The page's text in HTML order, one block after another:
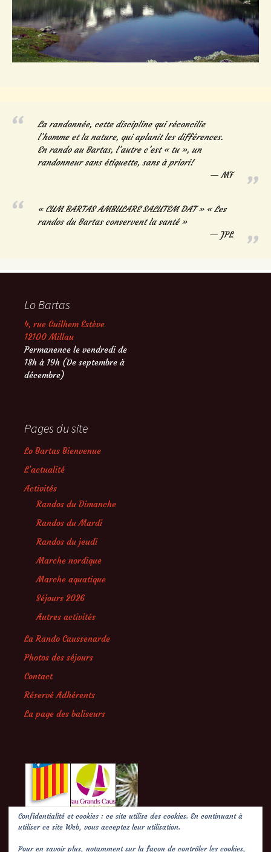
La randonnée, cette discipline qui réconcilie
l’homme et la nature, qui aplanit les différences.
En rando au Bartas, l’autre c’est « tu », un
randonneur sans étiquette, sans à priori!
MF
« CUM BARTAS AMBULARE SALUTEM DAT » « Les
randos du Bartas conservent la santé »
JPL
Lo Bartas
4, rue Guilhem Estève
12100 Millau
Permanence le vendredi de
18h à 19h (De septembre à
décembre)
Pages du site
Lo Bartas Bienvenue
L’actualité
Activités
Randos du Dimanche
Randos du Mardi
Randos du jeudi
Marche nordique
Marche aquatique
Séjours 2026
Autres activités
La Rando Caussenarde
Photos des séjours
Contact
Réservé Adhérents
La page des baliseurs
Confidentialité et cookies : ce site utilise des cookies. En continuant à
utiliser ce site Web, vous acceptez leur utilisation.
Pour en savoir plus, notamment sur la façon de contrôler les cookies,